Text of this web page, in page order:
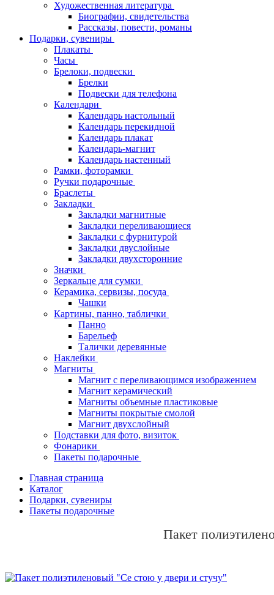
Художественная литература
Биографии, свидетельства
Рассказы, повести, романы
Подарки, сувениры
Плакаты
Часы
Брелоки, подвески
Брелки
Подвески для телефона
Календари
Календарь настольный
Календарь перекидной
Календарь плакат
Календарь-магнит
Календарь настенный
Рамки, фоторамки
Ручки подарочные
Браслеты
Закладки
Закладки магнитные
Закладки переливающиеся
Закладки с фурнитурой
Закладки двуслойные
Закладки двухсторонние
Значки
Зеркальце для сумки
Керамика, сервизы, посуда
Чашки
Картины, панно, таблички
Панно
Барельеф
Талички деревянные
Наклейки
Магниты
Магнит с переливающимся изображением
Магнит керамический
Магниты объемные пластиковые
Магниты покрытые смолой
Магнит двухслойный
Подставки для фото, визиток
Фонарики
Пакеты подарочные
Главная страница
Каталог
Подарки, сувениры
Пакеты подарочные
Пакет